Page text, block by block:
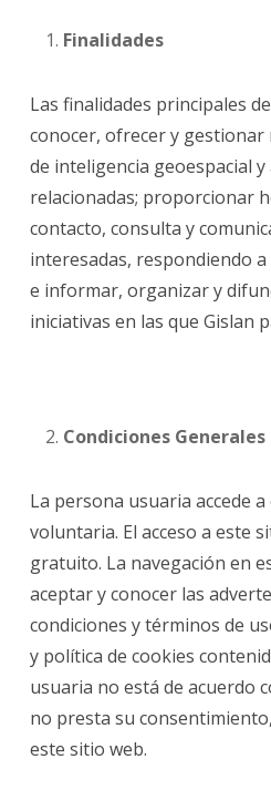
Finalidades
Las finalidades principales
conocer, ofrecer y gestionar
de inteligencia geoespacial
relacionadas; proporcionar
contacto, consulta y
interesadas, respondiendo
e informar, organizar y
iniciativas en las que Gislan
Condiciones Generales
La persona usuaria accede
voluntaria. El acceso a este
gratuito. La navegación en
aceptar y conocer las
condiciones y términos de
y política de cookies
usuaria no está de acuerdo
no presta su
este sitio web.